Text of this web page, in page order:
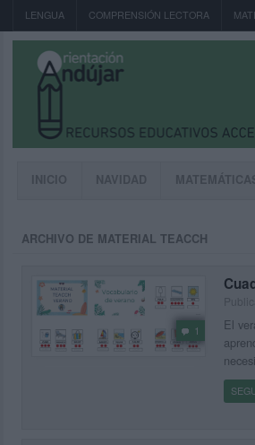
LENGUA COMPRENSIÓN LECTORA
INICIO NAVIDAD
ARCHIVO DE MATERIAL TEACCH
1
El